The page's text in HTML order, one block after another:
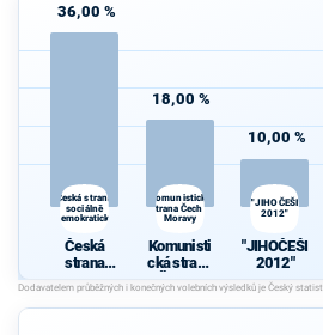
36,00 %
Česká strana
sociálně
demokratická
Česká
strana
sociálně
demokrati
cká
18,00 %
Komunistická
strana Čech a
Moravy
Komunisti
cká strana
Čech a
Moravy
10,00 %
"JIHOČEŠI
2012"
"JIHOČEŠI
2012"